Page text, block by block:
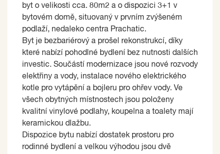
byt o velikosti cca. 80m2 a o dispozici 3+1 v
bytovém domě, situovaný v prvním zvýšeném
podlaží, nedaleko centra Prachatic.
Byt je bezbariérový a prošel rekonstrukcí, díky
které nabízí pohodlné bydlení bez nutnosti dalších
investic. Součástí modernizace jsou nové rozvody
elektřiny a vody, instalace nového elektrického
kotle pro vytápění a bojleru pro ohřev vody. Ve
všech obytných místnostech jsou položeny
kvalitní vinylové podlahy, koupelna a toalety mají
keramickou dlažbu.
Dispozice bytu nabízí dostatek prostoru pro
rodinné bydlení a velkou výhodou jsou dvě